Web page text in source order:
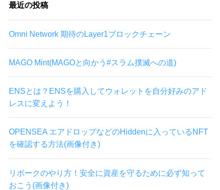
最近の投稿
Omni Network 期待のLayer1ブロックチェーン
MAGO Mint(MAGOと向かう#スラム撲滅への道)
ENSとは？ENSを購入してウォレットを自分好みのアド
レスに変えよう！
OPENSEA エアドロップなどのHiddenに入っているNFT
を確認する方法(画像付き)
リボークのやり方！安全に資産を守るために必ず知って
おこう(画像付き)